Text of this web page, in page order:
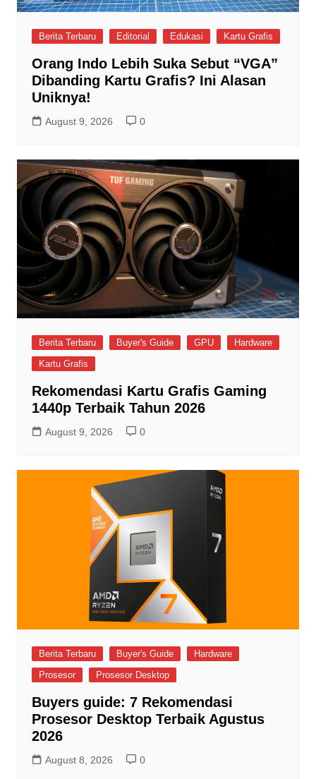
Berita Terbaru Editorial Edukasi Kartu Grafis
Orang Indo Lebih Suka Sebut “VGA”
Dibanding Kartu Grafis? Ini Alasan
Uniknya!
August 9, 2026 0
Berita Terbaru Buyer's Guide GPU
Hardware
Kartu Grafis
Rekomendasi Kartu Grafis Gaming
1440p Terbaik Tahun 2026
August 9, 2026 0
Berita Terbaru Buyer's Guide
Hardware
Prosesor
Prosesor Desktop
Buyers guide: 7 Rekomendasi
Prosesor Desktop Terbaik Agustus
2026
August 8, 2026 0